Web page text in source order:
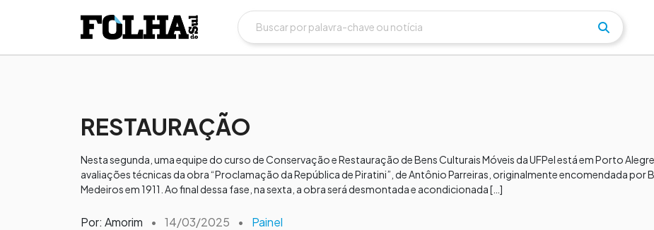
RESTAURAÇÃO
Nesta segunda, uma equipe do curso de Conservação e Restauração de Bens Culturais Móveis da UFPel está em Porto
avaliações técnicas da obra “Proclamação da República de Piratini”, de Antônio Parreiras, originalmente encomendada por
Medeiros em 1911. Ao final dessa fase, na sexta, a obra será desmontada e acondicionada […]
Por: Amorim • 14/03/2025 • Painel